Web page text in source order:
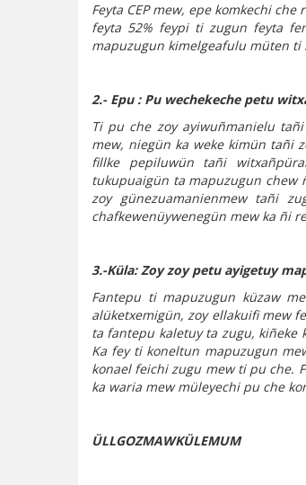
Feyta CEP mew, epe komkechi
feyta 52% feypi ti zugun feyta
mapuzugun kimelgeafulu müten
2.- Epu : Pu wechekeche petu
Ti pu che zoy ayiwuñmanielu
mew, niegün ka weke kimün tañi
fillke pepiluwün tañi
tukupuaigün ta mapuzugun chew
zoy günezuamanienmew tañi
chafkewenüywenegün mew ka ñi
3.-Küla: Zoy zoy petu ayigetuy
Fantepu ti mapuzugun küzaw
alüketxemigün, zoy ellakuifi mew
ta fantepu kaletuy ta zugu,
Ka fey ti koneltun mapuzugun
konael feichi zugu mew ti pu che.
ka waria mew müleyechi pu che
ÜLLGOZMAWKÜLEMUM